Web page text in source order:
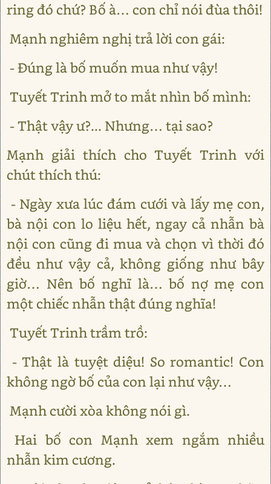
ring đó chứ? Bố à… con chỉ nói đùa thôi!
Mạnh nghiêm nghị trả lời con gái:
- Đúng là bố muốn mua như vậy!
Tuyết Trinh mở to mắt nhìn bố mình:
- Thật vậy ư?... Nhưng… tại sao?
Mạnh giải thích cho Tuyết Trinh với
chút thích thú:
- Ngày xưa lúc đám cưới và lấy mẹ con,
bà nội con lo liệu hết, ngay cả nhẫn bà
nội con cũng đi mua và chọn vì thời đó
đều như vậy cả, không giống như bây
giờ… Nên bố nghĩ là… bố nợ mẹ con
một chiếc nhẫn thật đúng nghĩa!
Tuyết Trinh trầm trồ:
- Thật là tuyệt diệu! So romantic! Con
không ngờ bố của con lại như vậy…
Mạnh cười xòa không nói gì.
Hai bố con Mạnh xem ngắm nhiều
nhẫn kim cương.